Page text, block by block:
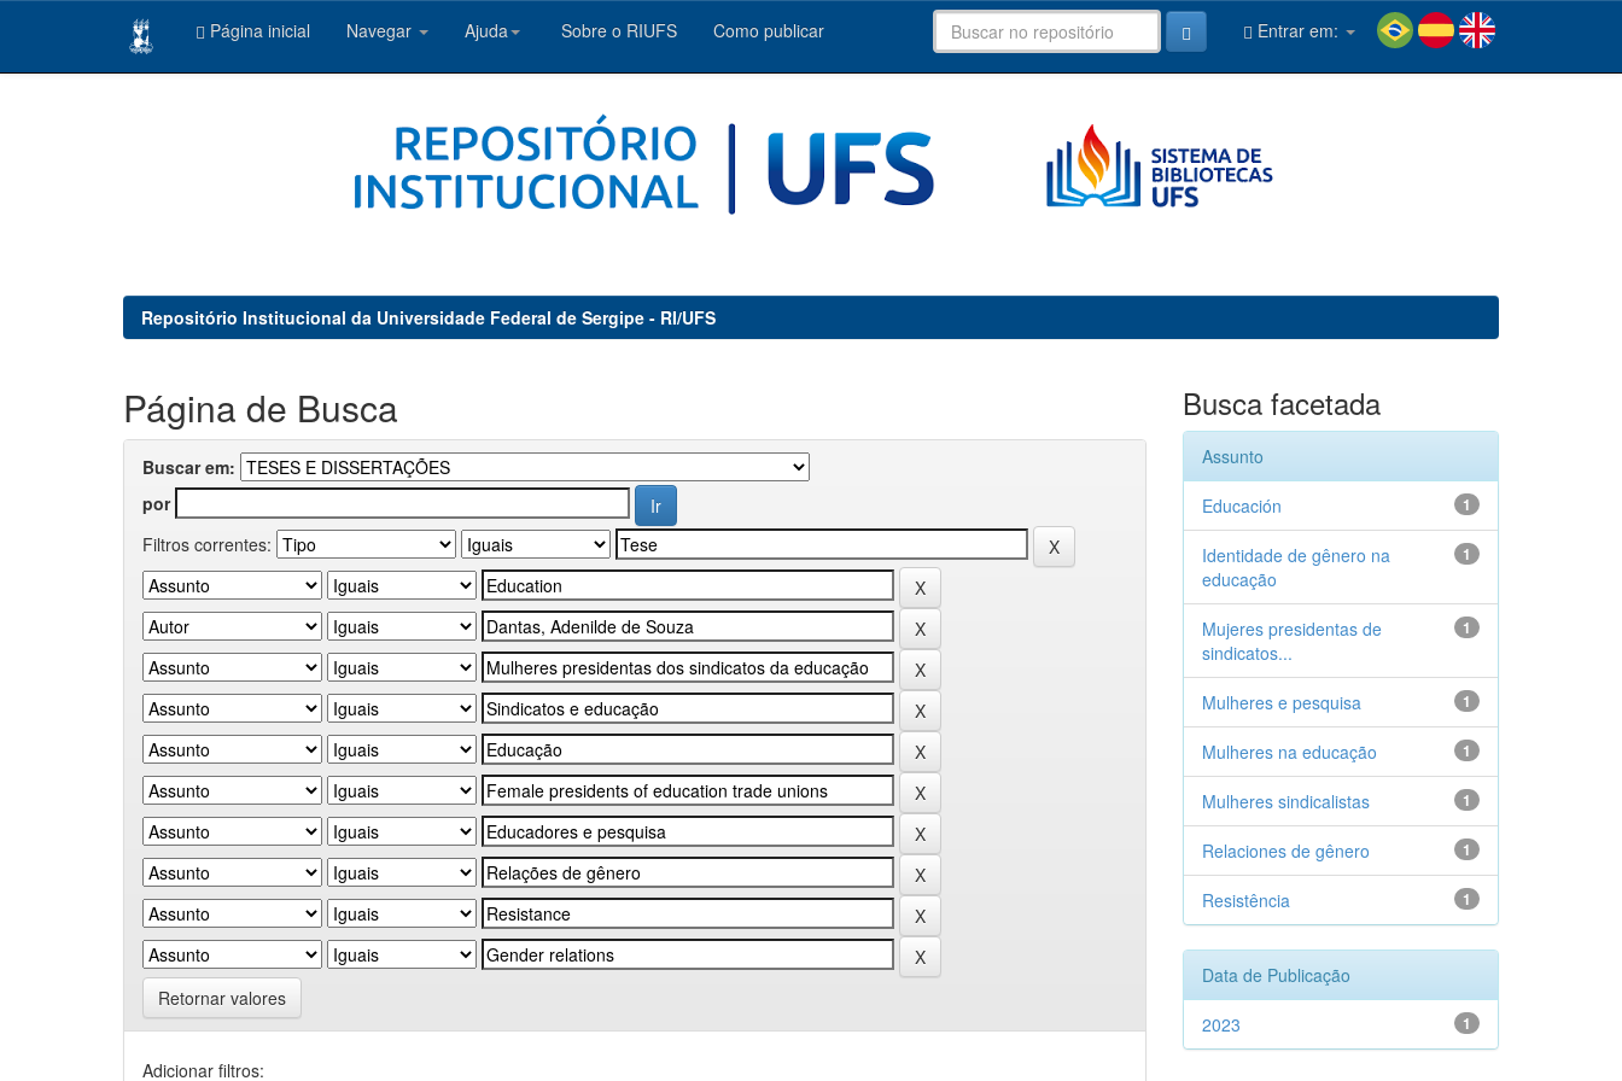
Página inicial Navegar Ajuda Sobre o RIUFS Como publicar Entrar em:
Repositório Institucional da Universidade Federal de Sergipe - RI/UFS
Página de Busca
Buscar em:
por
Filtros correntes:
Retornar valores
Adicionar filtros:
Busca facetada
Assunto
1
Educación
1
Identidade de gênero na
educação
1
Mujeres presidentas de
sindicatos...
1
Mulheres e pesquisa
1
Mulheres na educação
1
Mulheres sindicalistas
1
Relaciones de gênero
1
Resistência
Data de Publicação
1
2023